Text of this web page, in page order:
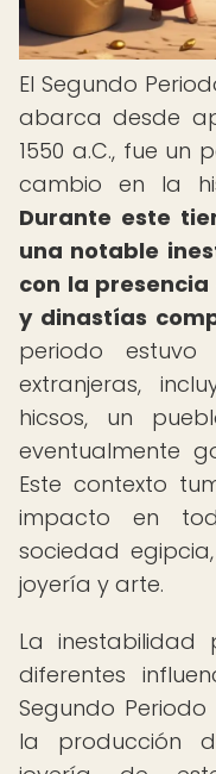
El Segundo
abarca desde
1550 a.C., fue
cambio en la
Durante este
una notable
con la
y dinastías
periodo estuvo
extranjeras,
hicsos, un
eventualmente
Este contexto
impacto en
sociedad
joyería y arte.
La
diferentes
Segundo
la producción